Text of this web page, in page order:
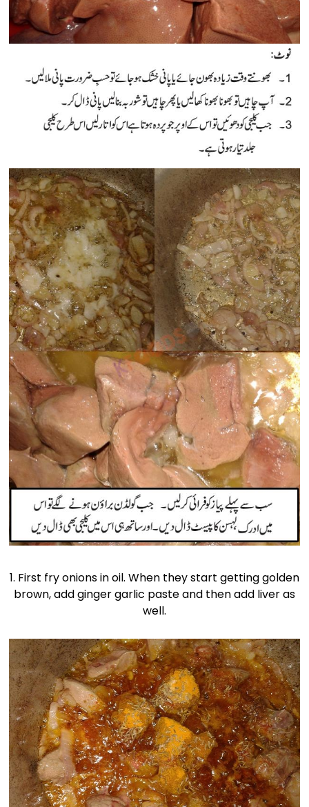
1. First fry onions in oil. When they start getting golden
brown, add ginger garlic paste and then add liver as
well.